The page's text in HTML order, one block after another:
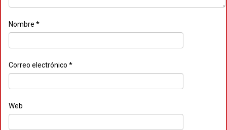
Nombre *
Correo electrónico *
Web